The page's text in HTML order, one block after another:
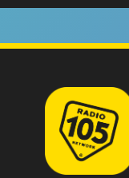
GRANDE